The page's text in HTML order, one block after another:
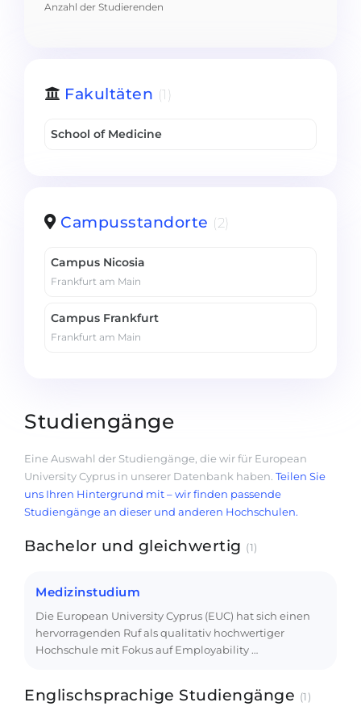
Belarus
Anderes Land
Anzahl der Studierenden
Fakultäten (1)
School of Medicine
Campusstandorte (2)
Campus Nicosia
Frankfurt am Main
Campus Frankfurt
Frankfurt am Main
Studiengänge
Eine Auswahl der Studiengänge, die wir für European
University Cyprus in unserer Datenbank haben. Teilen Sie
uns Ihren Hintergrund mit – wir finden passende
Studiengänge an dieser und anderen Hochschulen.
Bachelor und gleichwertig (1)
Medizinstudium
Die European University Cyprus (EUC) hat sich einen
hervorragenden Ruf als qualitativ hochwertiger
Hochschule mit Fokus auf Employability …
Englischsprachige Studiengänge (1)